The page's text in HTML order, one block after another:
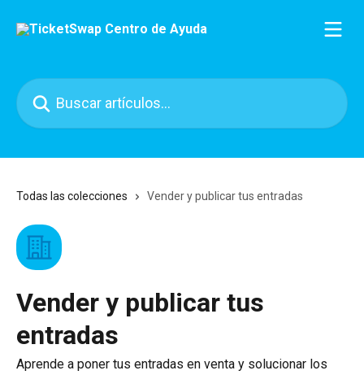
Buscar artículos...
Todas las colecciones Vender y publicar tus entradas
Vender y publicar tus
entradas
Aprende a poner tus entradas en venta y solucionar los